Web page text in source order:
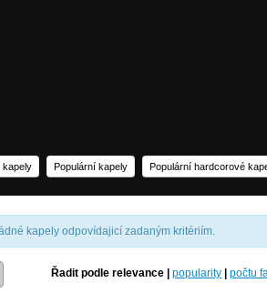
kapely Populární kapely Populární hardcorové
kapely odpovídajicí zadaným kritériím.
Řadit podle relevance popularity počtu